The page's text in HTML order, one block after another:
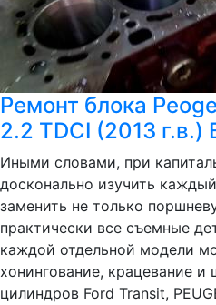
Ремонт блока
2.2 TDCI (2013
Иными словами, при
досконально изучить
заменить не только
практически все съемные
каждой отдельной модели
хонингование, крацевание и
цилиндров Ford Transit,